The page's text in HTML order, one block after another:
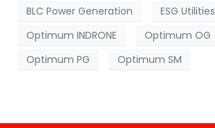
BLC Power Generation
ESG Utilities
Optimum INDRONE
Optimum OG
Optimum PG
Optimum SM